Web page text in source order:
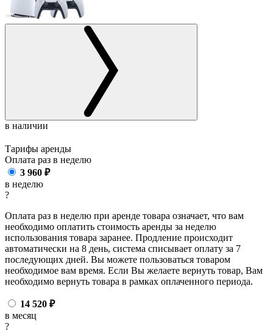
в наличии
Тарифы аренды
Оплата раз в неделю
3 960 ₽
в неделю
?
Оплата раз в неделю при аренде товара означает, что вам
необходимо оплатить стоимость аренды за неделю
использования товара заранее. Продление происходит
автоматически на 8 день, система списывает оплату за 7
последующих дней. Вы можете пользоваться товаром
необходимое вам время. Если Вы желаете вернуть товар, Вам
необходимо вернуть товара в рамках оплаченного периода.
14 520 ₽
в месяц
?